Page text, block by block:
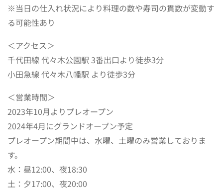
※当日の仕入れ状況により料理の数や寿司の貫数が変動す
る可能性あり
＜アクセス＞
千代田線 代々木公園駅 3番出口より徒歩3分
小田急線 代々木八幡駅 より徒歩3分
＜営業時間＞
2023年10月よりプレオープン
2024年4月にグランドオープン予定
プレオープン期間中は、水曜、土曜のみ営業しておりま
す。
水：昼12:00、夜18:30
土：夕17:00、夜20:00